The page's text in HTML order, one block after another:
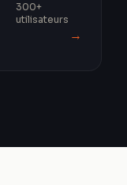
300+
utilisateurs
→